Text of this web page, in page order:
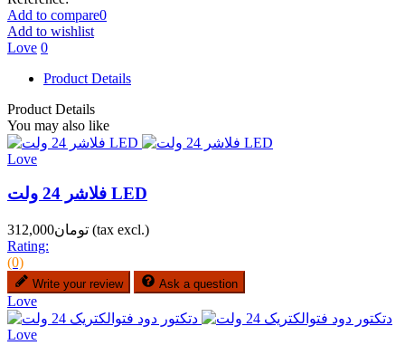
Add to compare0
Add to wishlist
Love 0
Product Details
Product Details
You may also like
Love
فلاشر 24 ولت LED
تومان312,000 (tax excl.)
Rating:
(0)
Write your review Ask a question
Love
Love